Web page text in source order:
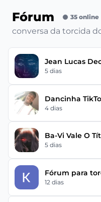
Fórum 35 online
conversa da torcida
Jean Lucas
5 dias
Dancinha
4 dias
Ba-Vi Vale O
5 dias
Fórum para
12 dias